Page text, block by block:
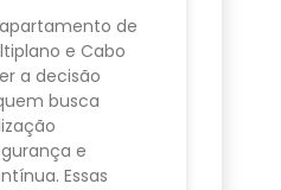
de
e Cabo
a decisão
busca
e
Essas